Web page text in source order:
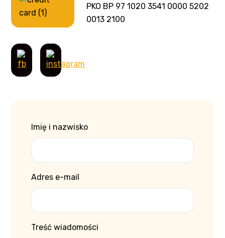
PKO BP 97 1020 3541 0000 5202
0013 2100
Imię i nazwisko
Adres e-mail
Treść wiadomości